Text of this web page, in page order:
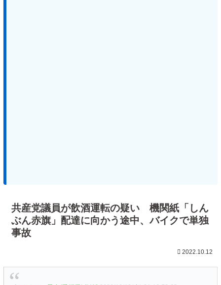
共産党議員が飲酒運転の疑い 機関紙「しん
ぶん赤旗」配達に向かう途中、バイクで単独
事故
2022.10.12